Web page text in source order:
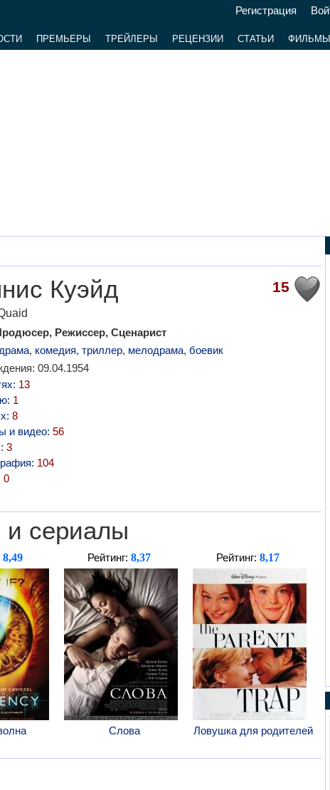
Регистрация
ПРЕМЬЕРЫ ТРЕЙЛЕРЫ РЕЦЕНЗИИ СТАТЬИ ФИЛЬМЫ
15
Куэйд
Режиссер, Сценарист
драма, комедия, триллер, мелодрама, боевик
09.04.1954
13
1
8
и видео: 56
3
104
0
сериалы
8,49 Рейтинг:8,37
Слова
Рейтинг:8,17
Ловушка для родителей